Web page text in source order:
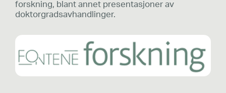
forskning, blant annet presentasjoner av
doktorgradsavhandlinger.